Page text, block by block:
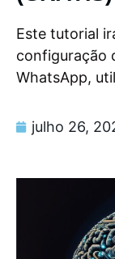
Este tutorial
configuração
WhatsApp,
julho 26,